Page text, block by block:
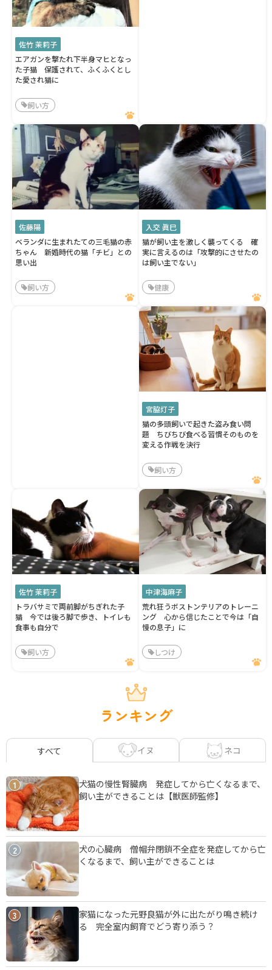
佐竹 茉莉子
エアガンを撃たれ下半身マヒとなっ
た子猫 保護されて、ふくふくとし
た愛され猫に
飼い方
佐藤陽
ベランダに生まれたての三毛猫の赤
ちゃん 新婚時代の猫「チビ」との
思い出
飼い方
入交 眞巳
猫が飼い主を激しく襲ってくる 確
実に言えるのは「攻撃的にさせたの
は飼い主でない」
健康
宮脇灯子
猫の多頭飼いで起きた盗み食い問
題 ちびちび食べる習慣そのものを
変える作戦を決行
飼い方
佐竹 茉莉子
トラバサミで両前脚がちぎれた子
猫 今では後ろ脚で歩き、トイレも
食事も自分で
飼い方
中津海麻子
荒れ狂うボストンテリアのトレーニ
ング 心から信じたことで今は「自
慢の息子」に
しつけ
ランキング
すべて イヌ ネコ
1
犬猫の慢性腎臓病 発症してから亡くなるまで、
飼い主ができることは【獣医師監修】
2
犬の心臓病 僧帽弁閉鎖不全症を発症してから亡
くなるまで、飼い主ができることは
3
家猫になった元野良猫が外に出たがり鳴き続け
る 完全室内飼育でどう寄り添う？